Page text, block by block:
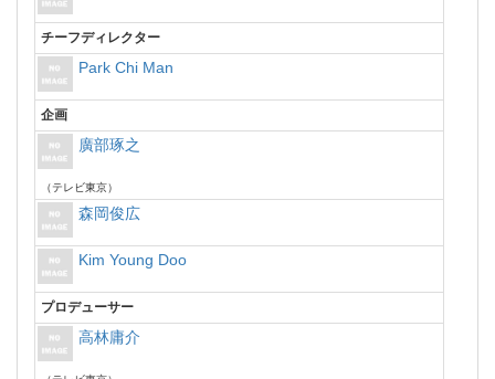
チーフディレクター
Park Chi Man
企画
廣部琢之
（テレビ東京）
森岡俊広
Kim Young Doo
プロデューサー
高林庸介